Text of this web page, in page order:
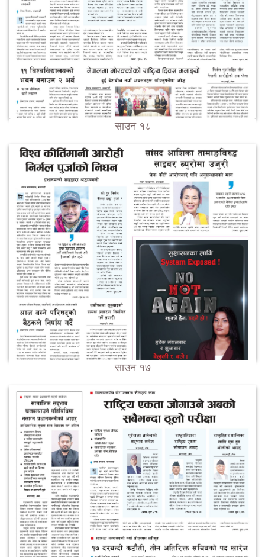
साउन १८
साउन १७